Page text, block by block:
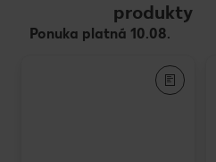
produkty
Ponuka platná 10.08.